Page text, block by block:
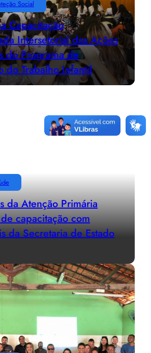
Social
Capacitação
Intersetorial das Ações
do Programa de
do Trabalho Infantil
da Atenção Primária
capacitação com
da Secretaria de Estado